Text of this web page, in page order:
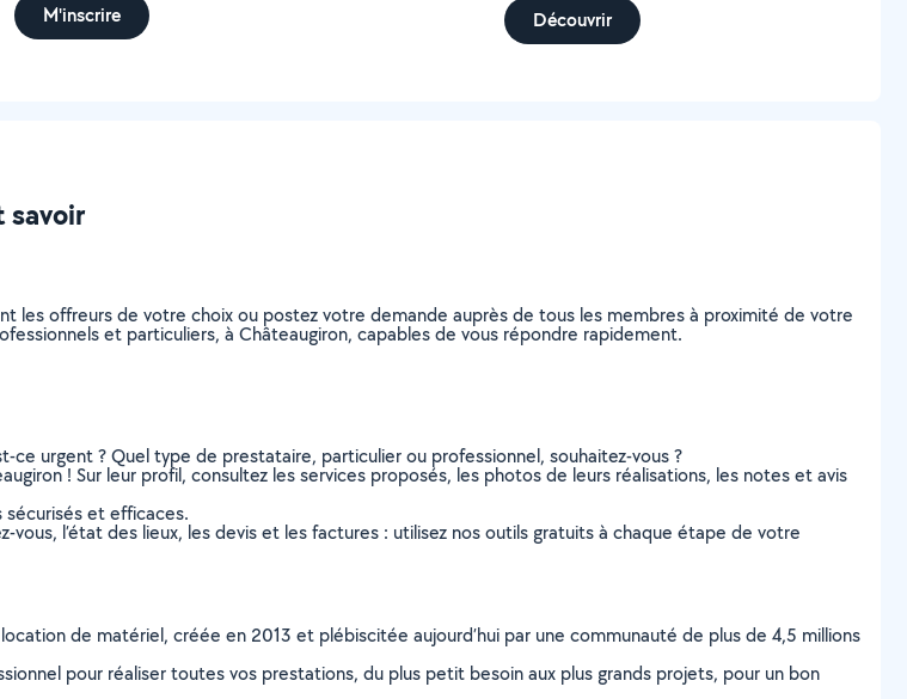
M'inscrire Découvrir
savoir
les offreurs de votre choix ou postez votre demande auprès de tous les membres à proximité de votre
et particuliers, à Châteaugiron, capables de vous répondre rapidement.
urgent ? Quel type de prestataire, particulier ou professionnel, souhaitez-vous ?
! Sur leur profil, consultez les services proposés, les photos de leurs réalisations, les notes et avis
sécurisés et efficaces.
l’état des lieux, les devis et les factures : utilisez nos outils gratuits à chaque étape de votre
de matériel, créée en 2013 et plébiscitée aujourd’hui par une communauté de plus de 4,5 millions
pour réaliser toutes vos prestations, du plus petit besoin aux plus grands projets, pour un bon